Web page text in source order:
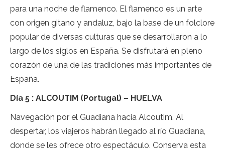
para una noche de flamenco. El flamenco es un arte
con origen gitano y andaluz, bajo la base de un folclore
popular de diversas culturas que se desarrollaron a lo
largo de los siglos en España. Se disfrutará en pleno
corazón de una de las tradiciones más importantes de
España.
Día 5 : ALCOUTIM (Portugal) – HUELVA
Navegación por el Guadiana hacia Alcoutim. Al
despertar, los viajeros habrán llegado al río Guadiana,
donde se les ofrece otro espectáculo. Conserva esta